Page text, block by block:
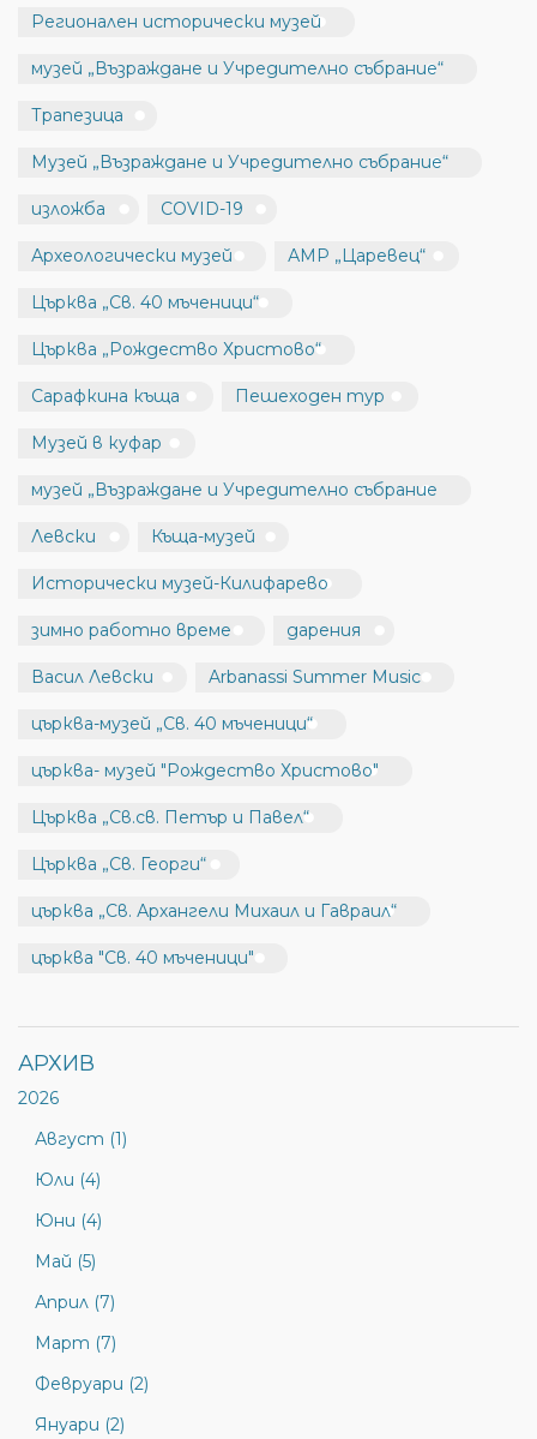
Регионален исторически музей
музей „Възраждане и Учредително събрание“
Трапезица
Музей „Възраждане и Учредително събрание“
изложба COVID-19
Археологически музей АМР „Царевец“
Църква „Св. 40 мъченици“
Църква „Рождество Христово“
Сарафкина къща Пешеходен тур
Музей в куфар
музей „Възраждане и Учредително събрание
Левски Къща-музей
Исторически музей-Килифарево
зимно работно време дарения
Васил Левски Arbanassi Summer Music
църква-музей „Св. 40 мъченици“
църква- музей "Рождество Христово"
Църква „Св.св. Петър и Павел“
Църква „Св. Георги“
църква „Св. Архангели Михаил и Гавраил“
църква "Св. 40 мъченици"
АРХИВ
2026
Август (1)
Юли (4)
Юни (4)
Май (5)
Април (7)
Март (7)
Февруари (2)
Януари (2)